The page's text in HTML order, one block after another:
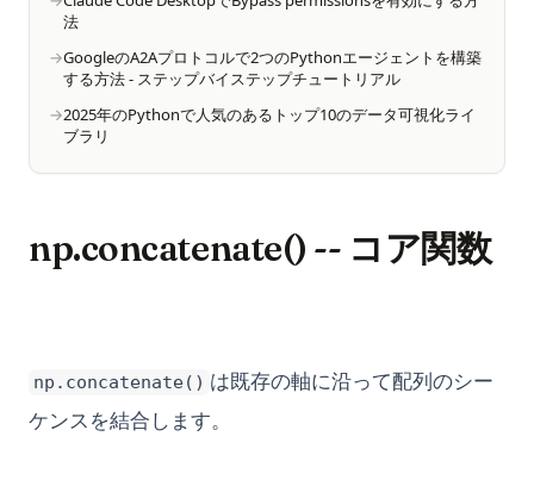
法
GoogleのA2Aプロトコルで2つのPythonエージェントを構築
する方法 - ステップバイステップチュートリアル
2025年のPythonで人気のあるトップ10のデータ可視化ライ
ブラリ
np.concatenate() -- コア関数
np.concatenate() は既存の軸に沿って配列のシー
ケンスを結合します。